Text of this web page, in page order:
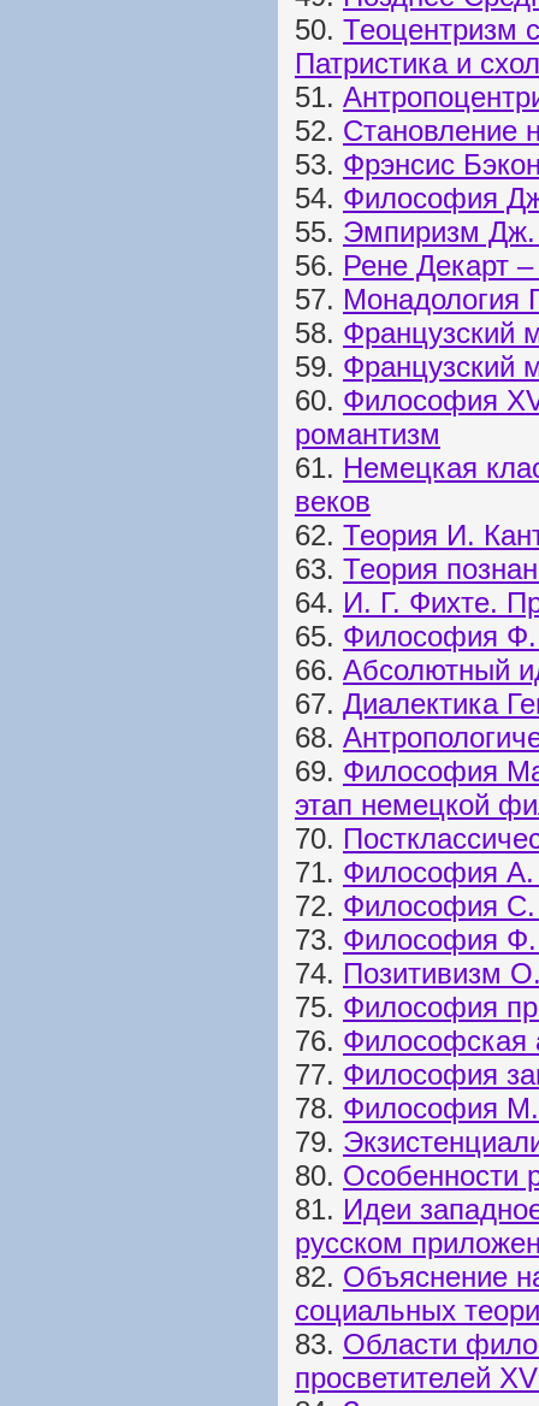
50. Теоцентризм
Патристика и
51.
52. Становление
53. Фрэнсис
54. Философия
55. Эмпиризм Дж.
56. Рене Декарт
57. Монадология
58. Французский
59. Французский
60. Философия
романтизм
61. Немецкая
веков
62. Теория И.
63. Теория
64. И. Г. Фихте.
65. Философия
66. Абсолютный
67. Диалектика
68.
69. Философия
этап немецкой
70.
71. Философия А.
72. Философия С.
73. Философия
74. Позитивизм
75. Философия
76. Философская
77. Философия
78. Философия М.
79.
80. Особенности
81. Идеи
русском
82. Объяснение
социальных
83. Области
просветителей